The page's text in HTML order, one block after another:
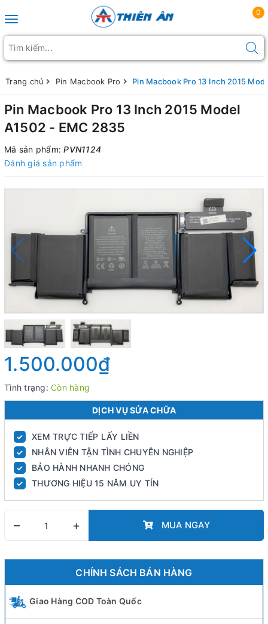
Toggle navigation
0
Trang chủ Pin Macbook Pro Pin Macbook Pro 13 Inch 2015
Pin Macbook Pro 13 Inch 2015 Model
A1502 - EMC 2835
Mã sản phẩm:PVN1124
Đánh giá sản phẩm
1.500.000₫
Tình trạng: Còn hàng
DỊCH VỤ SỬA CHỮA
✓ XEM TRỰC TIẾP LẤY LIỀN
✓ NHÂN VIÊN TẬN TÌNH CHUYÊN NGHIỆP
✓ BẢO HÀNH NHANH CHÓNG
✓ THƯƠNG HIỆU 15 NĂM UY TÍN
– + MUA NGAY
CHÍNH SÁCH BÁN HÀNG
Giao Hàng COD Toàn Quốc